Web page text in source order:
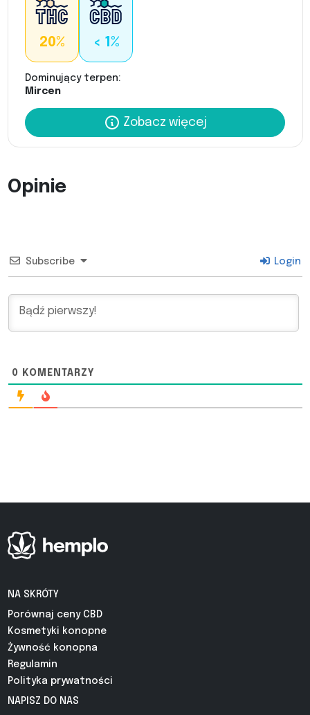
20% < 1%
Dominujący terpen:
Mircen
Zobacz więcej
Opinie
Subscribe Login
0 KOMENTARZY
NA SKRÓTY
Porównaj ceny CBD
Kosmetyki konopne
Żywność konopna
Regulamin
Polityka prywatności
NAPISZ DO NAS